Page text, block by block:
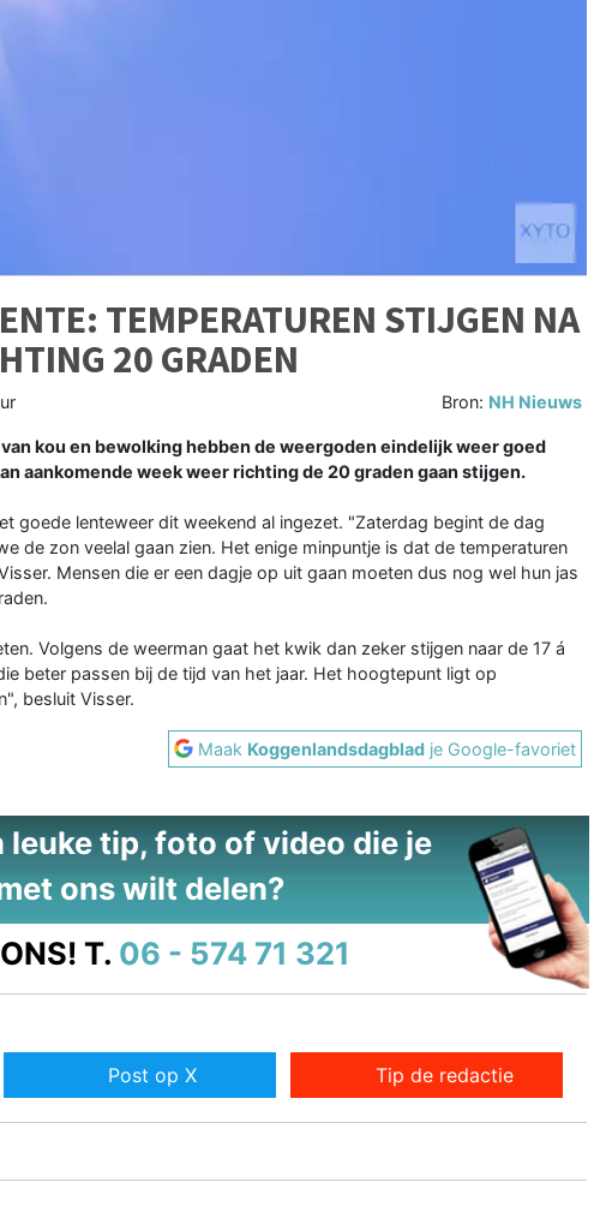
TEMPERATUREN STIJGEN NA
20 GRADEN
Bron: NH Nieuws
van kou en bewolking hebben de weergoden eindelijk weer goed
aankomende week weer richting de 20 graden gaan stijgen.
goede lenteweer dit weekend al ingezet. "Zaterdag begint de dag
de zon veelal gaan zien. Het enige minpuntje is dat de temperaturen
Mensen die er een dagje op uit gaan moeten dus nog wel hun jas
Volgens de weerman gaat het kwik dan zeker stijgen naar de 17 á
beter passen bij de tijd van het jaar. Het hoogtepunt ligt op
besluit Visser.
Maak Koggenlandsdagblad je Google-favoriet
leuke tip, foto of video die je
ons wilt delen?
T. 06 - 574 71 321
Post op X Tip de redactie